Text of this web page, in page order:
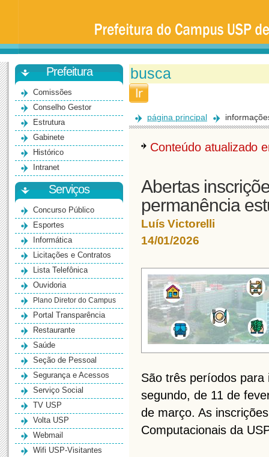
Universidade
São
Paulo
-
BauruPrefeitura
Comissões
Conselho Gestor
Estrutura
Gabinete
Histórico
Intranet
Serviços
Concurso Público
Esportes
Informática
Licitações e Contratos
Lista Telefônica
Ouvidoria
Plano Diretor do Campus
Portal Transparência
Restaurante
Saúde
Seção de Pessoal
Segurança e Acessos
Serviço Social
TV USP
Volta USP
Webmail
Wifi USP-Visitantes
página principal
Conteúdo atualizado
Abertas
permanência
Luís Victorelli
14/01/2026
São três períodos
segundo, de 11 de
de março. As
Computacionais da